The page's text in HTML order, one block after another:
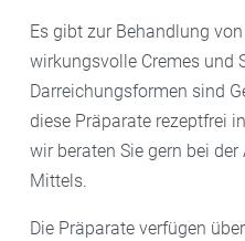
Es gibt zur Behandlung
wirkungsvolle Cremes und
Darreichungsformen sind
diese Präparate rezeptfrei
wir beraten Sie gern bei
Mittels.
Die Präparate verfügen